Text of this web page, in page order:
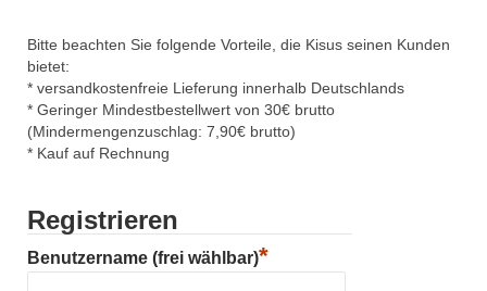
Bitte beachten Sie folgende Vorteile, die Kisus seinen Kunden
bietet:
* versandkostenfreie Lieferung innerhalb Deutschlands
* Geringer Mindestbestellwert von 30€ brutto
(Mindermengenzuschlag: 7,90€ brutto)
* Kauf auf Rechnung
Registrieren
Benutzername (frei wählbar)*